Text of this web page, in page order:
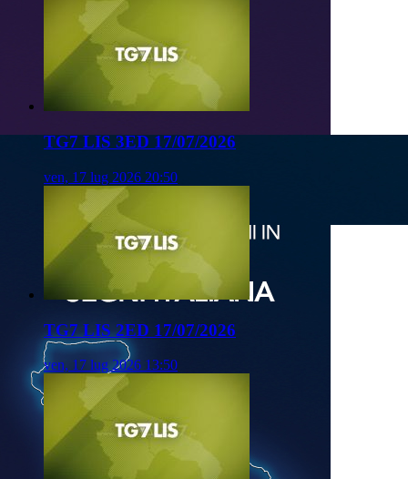
TG7 LIS 3ED 17/07/2026
ven, 17 lug 2026 20:50
TG7 LIS 2ED 17/07/2026
ven, 17 lug 2026 13:50